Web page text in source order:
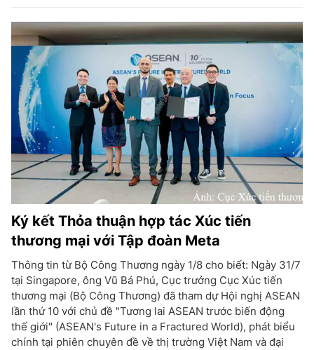
Ký kết Thỏa thuận hợp tác Xúc tiến
thương mại với Tập đoàn Meta
Thông tin từ Bộ Công Thương ngày 1/8 cho biết: Ngày 31/7
tại Singapore, ông Vũ Bá Phú, Cục trưởng Cục Xúc tiến
thương mại (Bộ Công Thương) đã tham dự Hội nghị ASEAN
lần thứ 10 với chủ đề "Tương lai ASEAN trước biến động
thế giới" (ASEAN's Future in a Fractured World), phát biểu
chính tại phiên chuyên đề về thị trường Việt Nam và đại